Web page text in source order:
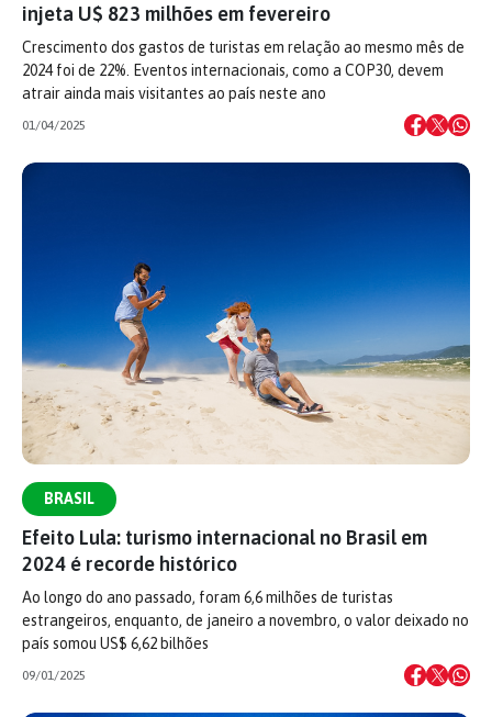
injeta U$ 823 milhões em fevereiro
Crescimento dos gastos de turistas em relação ao mesmo mês de
2024 foi de 22%. Eventos internacionais, como a COP30, devem
atrair ainda mais visitantes ao país neste ano
01/04/2025
BRASIL
Efeito Lula: turismo internacional no Brasil em
2024 é recorde histórico
Ao longo do ano passado, foram 6,6 milhões de turistas
estrangeiros, enquanto, de janeiro a novembro, o valor deixado no
país somou US$ 6,62 bilhões
09/01/2025